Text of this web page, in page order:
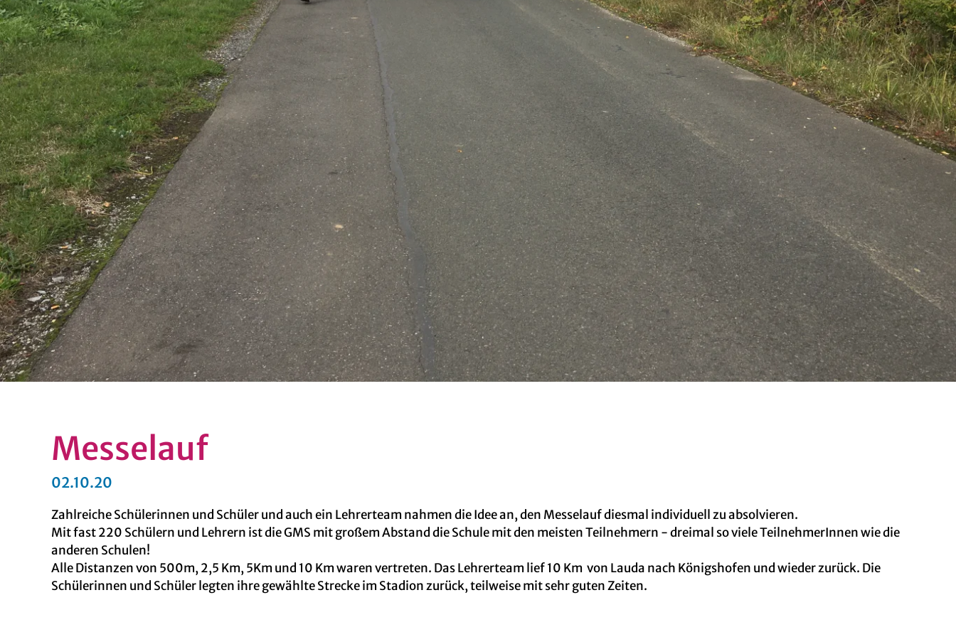
Messelauf
02.10.20
Zahlreiche Schülerinnen und Schüler und auch ein Lehrerteam nahmen die Idee an, den Messelauf diesmal individuell zu absolvieren.
Mit fast 220 Schülern und Lehrern ist die GMS mit großem Abstand die Schule mit den meisten Teilnehmern - dreimal so viele TeilnehmerInnen wie die
anderen Schulen!
Alle Distanzen von 500m, 2,5 Km, 5Km und 10 Km waren vertreten. Das Lehrerteam lief 10 Km von Lauda nach Königshofen und wieder zurück. Die
Schülerinnen und Schüler legten ihre gewählte Strecke im Stadion zurück, teilweise mit sehr guten Zeiten.